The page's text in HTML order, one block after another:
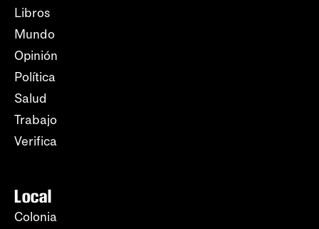
Libros
Mundo
Opinión
Política
Salud
Trabajo
Verifica
Local
Colonia